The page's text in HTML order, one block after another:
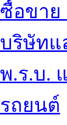
ซื้อขาย
บริษัทแ
พ.ร.บ.
รถยนต์